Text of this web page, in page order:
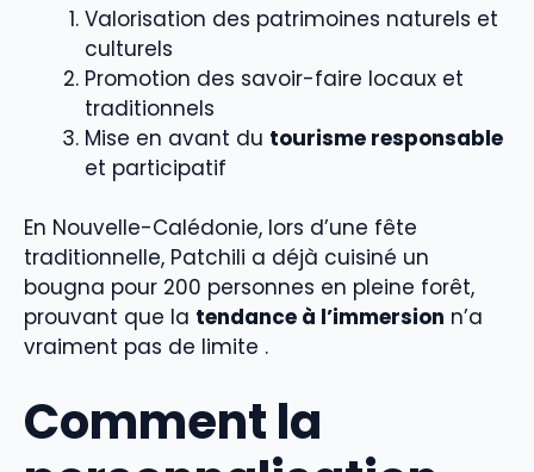
Valorisation des patrimoines naturels et
culturels
Promotion des savoir-faire locaux et
traditionnels
Mise en avant du tourisme responsable
et participatif
En Nouvelle-Calédonie, lors d’une fête
traditionnelle, Patchili a déjà cuisiné un
bougna pour 200 personnes en pleine forêt,
prouvant que la tendance à l’immersion n’a
vraiment pas de limite .
Comment la